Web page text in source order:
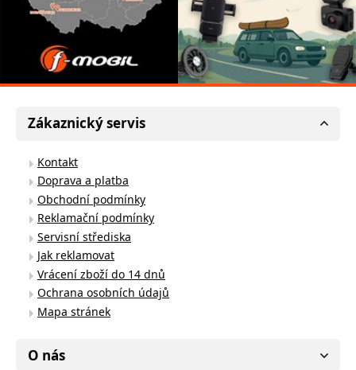
Zákaznický servis
Kontakt
Doprava a platba
Obchodní podmínky
Reklamační podmínky
Servisní střediska
Jak reklamovat
Vrácení zboží do 14 dnů
Ochrana osobních údajů
Mapa stránek
O nás